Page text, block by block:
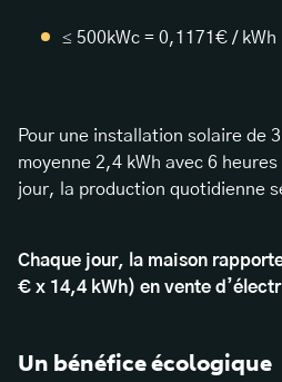
≤ 500kWc = 0,1171€ / kWh
Pour une installation solaire de
moyenne 2,4 kWh avec 6
jour, la production quotidienne
Chaque jour, la maison
€ x 14,4 kWh) en vente
Un bénéfice écologique